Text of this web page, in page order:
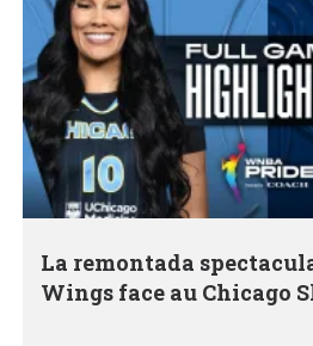
La remontada
Wings face au Chicago